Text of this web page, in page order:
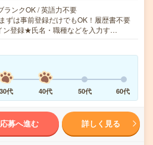
ランクOK / 英語力不要
ずは事前登録だけでもOK！履歴書不要
ン登録★氏名・職種などを入力す…
30代 40代 50代 60代
応募へ進む 詳しく見る